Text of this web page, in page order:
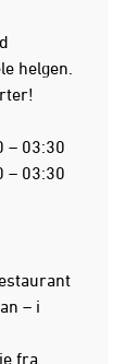
helgen.
– 03:30
– 03:30
– i
fra